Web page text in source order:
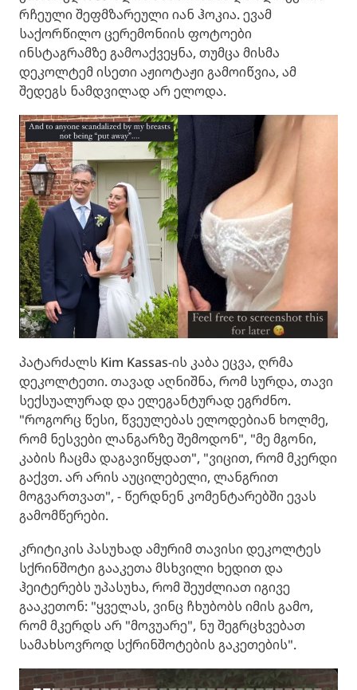
რჩეული შეფმზარეული იან ჰოკია. ევამ
საქორწილო ცერემონიის ფოტოები
ინსტაგრამზე გამოაქვეყნა, თუმცა მისმა
დეკოლტემ ისეთი აჟიოტაჟი გამოიწვია, ამ
შედეგს ნამდვილად არ ელოდა.
პატარძალს Kim Kassas-ის კაბა ეცვა, ღრმა
დეკოლტეთი. თავად აღნიშნა, რომ სურდა, თავი
სექსუალურად და ელეგანტურად ეგრძნო.
"როგორც წესი, წვეულებას ელოდებიან ხოლმე,
რომ ნესვები ლანგარზე შემოდონ", "მე მგონი,
კაბის ჩაცმა დაგავიწყდათ", "ვიცით, რომ მკერდი
გაქვთ. არ არის აუცილებელი, ლანგრით
მოგვართვათ", - წერდნენ კომენტარებში ევას
გამომწერები.
კრიტიკის პასუხად ამურიმ თავისი დეკოლტეს
სქრინშოტი გააკეთა მსხვილი ხედით და
ჰეიტერებს უპასუხა, რომ შეუძლიათ იგივე
გააკეთონ: "ყველას, ვინც ჩხუბობს იმის გამო,
რომ მკერდს არ "მოვუარე", ნუ შეგრცხვებათ
სამახსოვროდ სქრინშოტების გაკეთების".